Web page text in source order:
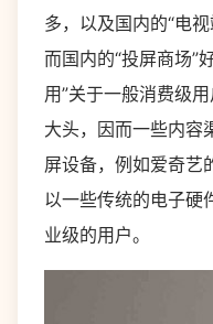
多，以及国内的“电
而国内的“投屏商场”
用”关于一般消费级
大头，因而一些内容
屏设备，例如爱奇艺
以一些传统的电子硬
业级的用户。